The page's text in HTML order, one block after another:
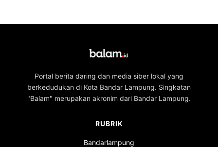
Portal berita daring dan media siber lokal yang
berkedudukan di Kota Bandar Lampung. Singkatan
"Balam" merupakan akronim dari Bandar Lampung.
RUBRIK
Bandarlampung